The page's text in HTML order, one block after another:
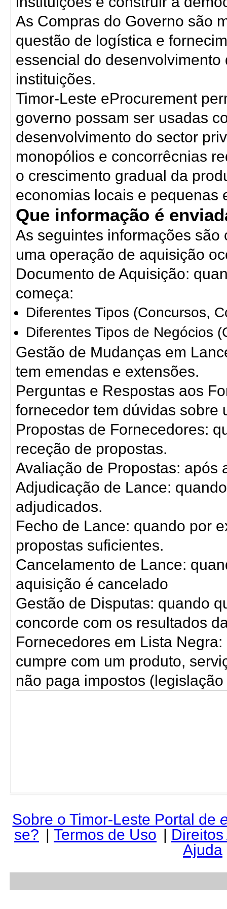
As Compras do Governo são
questão de logística e
essencial do
instituições.
Timor-Leste eProcurement
governo possam ser usadas
desenvolvimento do sector
monopólios e concorrêcnias
o crescimento gradual da
economias locais e pequenas
Que informação é
As seguintes informações
uma operação de aquisição
Documento de Aquisição:
começa:
Diferentes Tipos (Concursos,
Diferentes Tipos de Negócios
Gestão de Mudanças em
tem emendas e extensões.
Perguntas e Respostas aos
fornecedor tem dúvidas sobre
Propostas de Fornecedores:
receção de propostas.
Avaliação de Propostas: após
Adjudicação de Lance:
adjudicados.
Fecho de Lance: quando por
propostas suficientes.
Cancelamento de Lance:
aquisição é cancelado
Gestão de Disputas: quando
concorde com os resultados
Fornecedores em Lista
cumpre com um produto,
não paga impostos
Sobre o Timor-Leste Portal de
se? | Termos de Uso |
Ajuda